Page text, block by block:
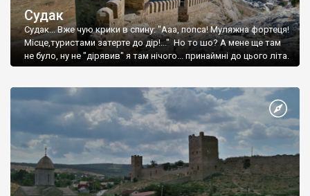
Судак
Судак... Вже чую крики в спину: "Ааа, попса! Муляжна фортеця!
Місце,туристами затерте до дір!..." Но то шо? А мене ще там
не було, ну не "дірявив" я там нічого... принаймні до цього літа.